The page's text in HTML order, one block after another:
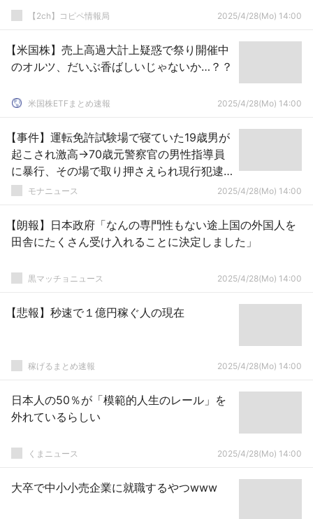
【2ch】コピペ情報局 2025/4/28(Mo) 14:00
【米国株】売上高過大計上疑惑で祭り開催中
のオルツ、だいぶ香ばしいじゃないか…？？
米国株ETFまとめ速報 2025/4/28(Mo) 14:00
【事件】運転免許試験場で寝ていた19歳男が
起こされ激高→70歳元警察官の男性指導員
に暴行、その場で取り押さえられ現行犯逮
捕 モナニュース 2025/4/28(Mo) 14:00
【朗報】日本政府「なんの専門性もない途上国の外国人を
田舎にたくさん受け入れることに決定しました」
黒マッチョニュース 2025/4/28(Mo) 14:00
【悲報】秒速で１億円稼ぐ人の現在
稼げるまとめ速報 2025/4/28(Mo) 14:00
日本人の50％が「模範的人生のレール」を
外れているらしい
くまニュース 2025/4/28(Mo) 14:00
大卒で中小小売企業に就職するやつwww